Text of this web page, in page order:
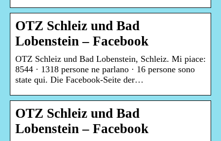
OTZ Schleiz und Bad
Lobenstein – Facebook
OTZ Schleiz und Bad Lobenstein, Schleiz. Mi piace:
8544 · 1318 persone ne parlano · 16 persone sono
state qui. Die Facebook-Seite der…
OTZ Schleiz und Bad
Lobenstein – Facebook